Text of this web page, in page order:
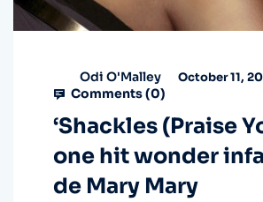
Odi O'Malley October 11,
Comments (0)
‘Shackles (Praise
one hit wonder
de Mary Mary